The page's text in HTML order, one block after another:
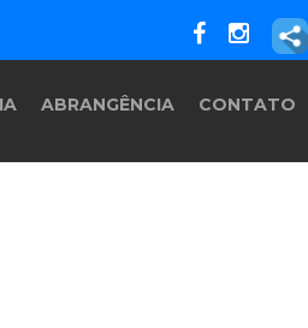
ABRANGÊNCIA CONTATO